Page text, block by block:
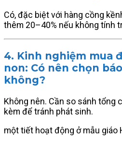
Có, đặc biệt với hàng cồng
thêm 20–40% nếu không tính
4. Kinh nghiệm mua
non: Có nên chọn
không?
Không nên. Cần so sánh tổng
kèm để tránh phát sinh.
một tiết hoạt động ở mẫu giáo